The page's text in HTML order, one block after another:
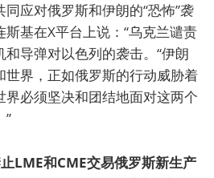
应对俄罗斯和伊朗的“恐怖”袭
基在X平台上说：“乌克兰谴责
导弹对以色列的袭击。“伊朗
世界，正如俄罗斯的行动威胁着
必须坚决和团结地面对这两个
”
LME和CME交易俄罗斯新生产